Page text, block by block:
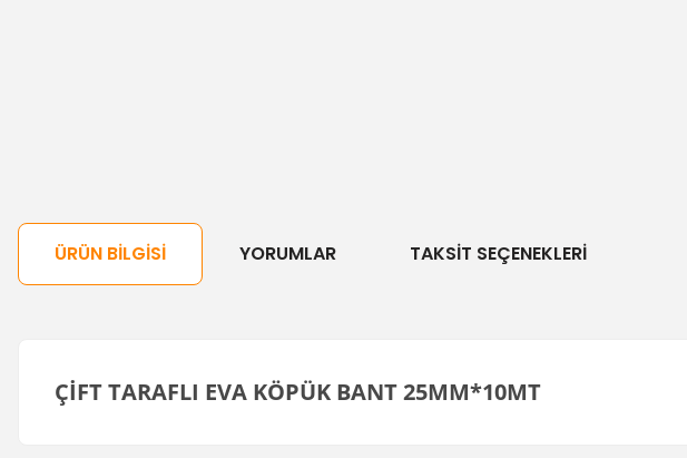
ÜRÜN BILGISI YORUMLAR TAKSIT SEÇENEKLERI
ÇİFT TARAFLI EVA KÖPÜK BANT 25MM*10MT